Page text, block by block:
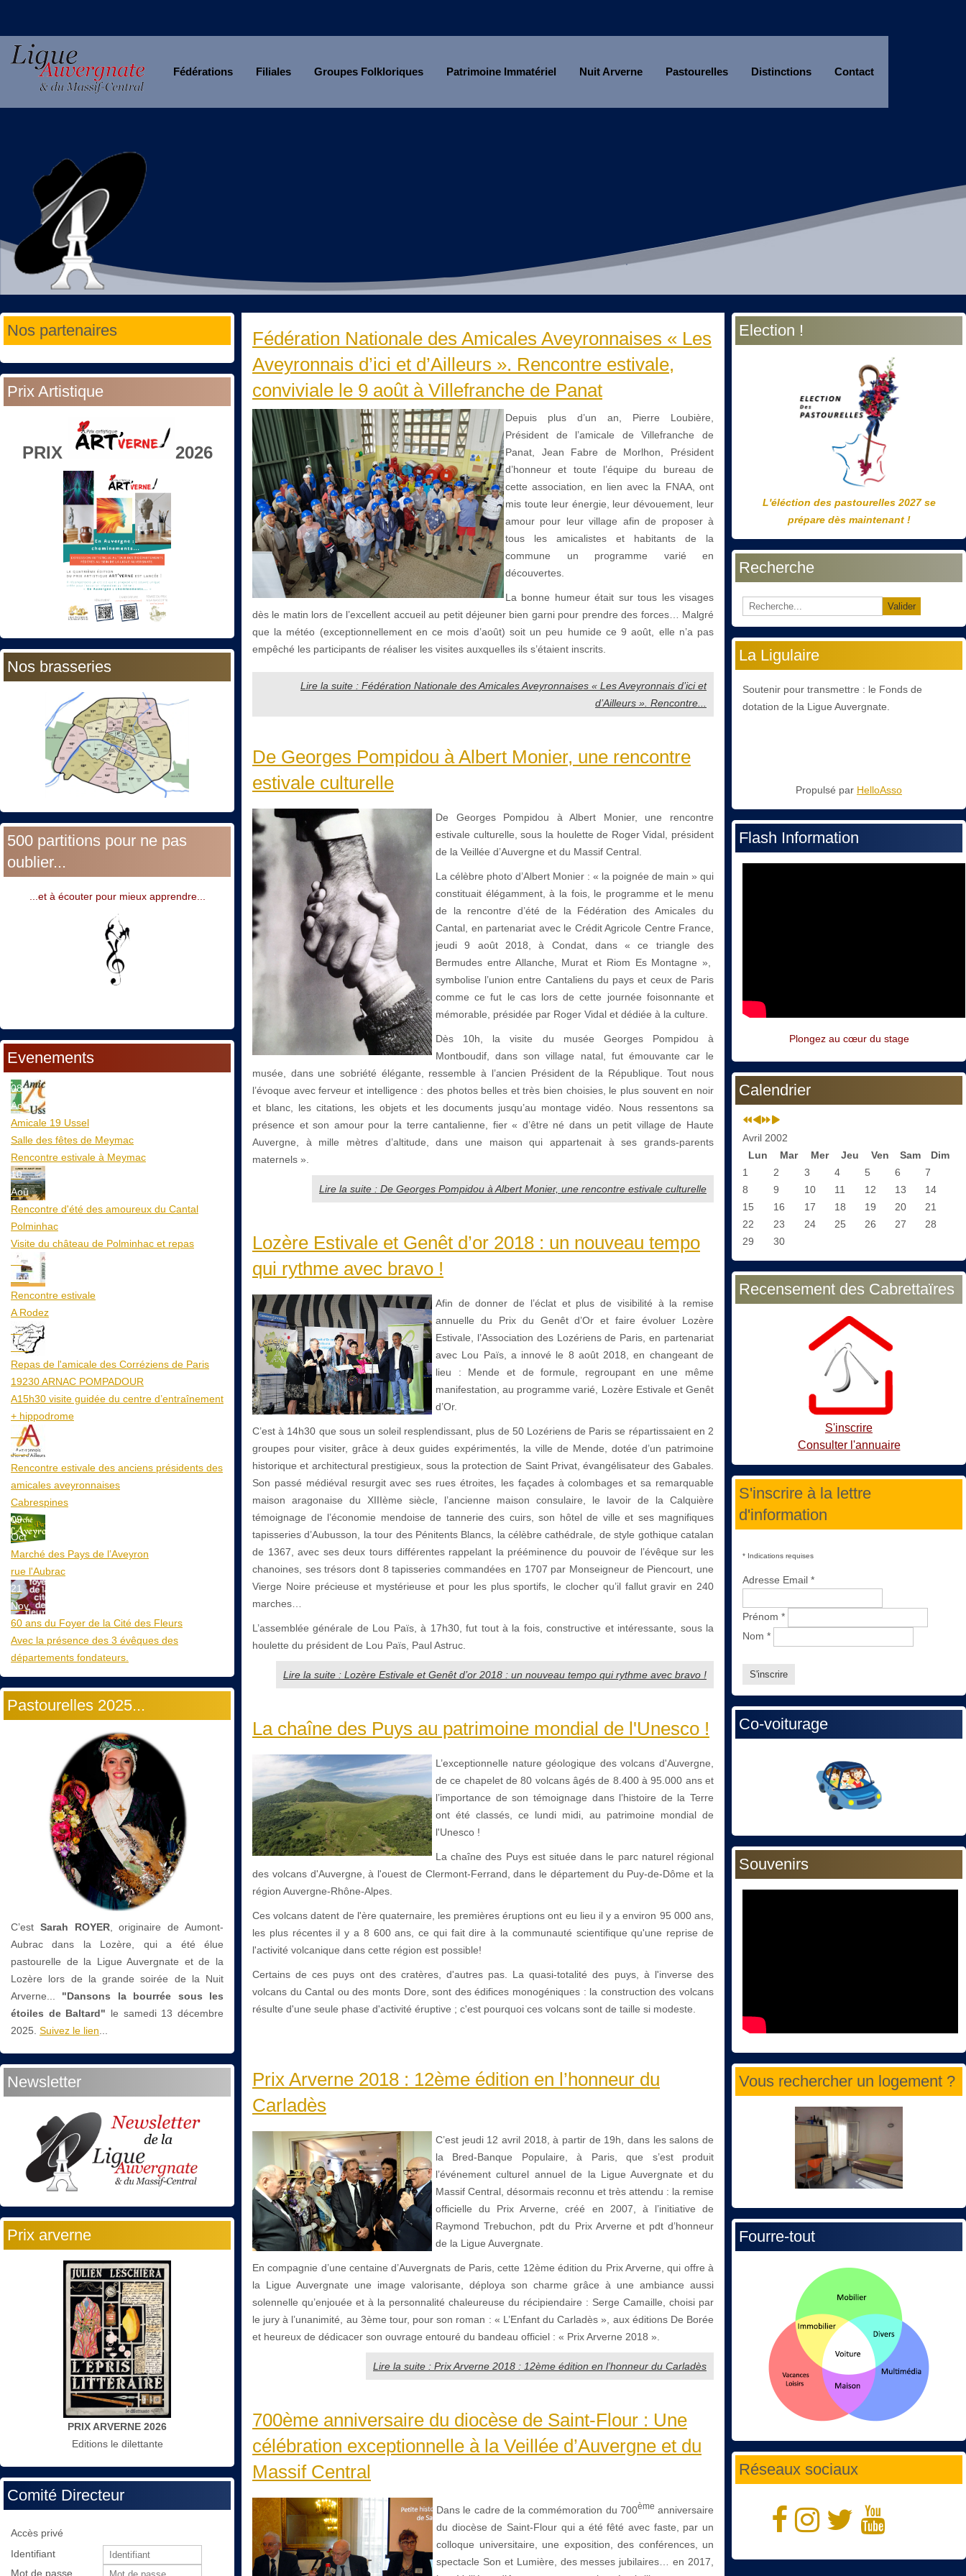
Fédérations Filiales Groupes Folkloriques Patrimoine Immatériel Nuit Arverne Pastourelles Distinctions Contact
Nos partenaires
Prix Artistique
PRIX 2026
Nos brasseries
500 partitions pour ne pas
oublier...
...et à écouter pour mieux apprendre...
Evenements
08
Aoû
Amicale 19 Ussel
Salle des fêtes de Meymac
Rencontre estivale à Meymac
10
Aoû
Rencontre d'été des amoureux du Cantal
Polminhac
Visite du château de Polminhac et repas
12
Aoû
Rencontre estivale
A Rodez
23
Aoû
Repas de l'amicale des Corréziens de Paris
19230 ARNAC POMPADOUR
A15h30 visite guidée du centre d’entraînement
+ hippodrome
25
Aoû
Rencontre estivale des anciens présidents des
amicales aveyronnaises
Cabrespines
09
Oct
Marché des Pays de l’Aveyron
rue l'Aubrac
21
Nov
60 ans du Foyer de la Cité des Fleurs
Avec la présence des 3 évêques des
départements fondateurs.
Pastourelles 2025...
C’est Sarah ROYER, originaire de Aumont-
Aubrac dans la Lozère, qui a été élue
pastourelle de la Ligue Auvergnate et de la
Lozère lors de la grande soirée de la Nuit
Arverne...
"Dansons la bourrée sous les
étoiles de Baltard" le samedi 13 décembre
2025. Suivez le lien
Newsletter
Prix arverne
PRIX ARVERNE 2026
Editions le dilettante
Comité Directeur
Accès privé
Identifiant
Mot de passe
Fédération Nationale des Amicales Aveyronnaises « Les
Aveyronnais d’ici et d’Ailleurs ». Rencontre estivale,
conviviale le 9 août à Villefranche de Panat
Depuis plus d’un an, Pierre Loubière,
Président de l’amicale de Villefranche de
Panat, Jean Fabre de Morlhon, Président
d’honneur et toute l’équipe du bureau de
cette association, en lien avec la FNAA, ont
mis toute leur énergie, leur dévouement, leur
amour pour leur village afin de proposer à
tous les amicalistes et habitants de la
commune un programme varié en
découvertes.
La bonne humeur était sur tous les visages
dès le matin lors de l’excellent accueil au petit déjeuner bien garni pour prendre des forces… Malgré
que la météo (exceptionnellement en ce mois d’août) soit un peu humide ce 9 août, elle n’a pas
empêché les participants de réaliser les visites auxquelles ils s’étaient inscrits.
Lire la suite : Fédération Nationale des Amicales Aveyronnaises « Les Aveyronnais d’ici et
d’Ailleurs ». Rencontre...
De Georges Pompidou à Albert Monier, une rencontre
estivale culturelle
De Georges Pompidou à Albert Monier, une rencontre
estivale culturelle, sous la houlette de Roger Vidal, président
de la Veillée d’Auvergne et du Massif Central.
La célèbre photo d’Albert Monier : « la poignée de main » qui
constituait élégamment, à la fois, le programme et le menu
de la rencontre d’été de la Fédération des Amicales du
Cantal, en partenariat avec le Crédit Agricole Centre France,
jeudi 9 août 2018, à Condat, dans « ce triangle des
Bermudes entre Allanche, Murat et Riom Es Montagne »,
symbolise l’union entre Cantaliens du pays et ceux de Paris
comme ce fut le cas lors de cette journée foisonnante et
mémorable, présidée par Roger Vidal et dédiée à la culture.
Dès 10h, la visite du musée Georges Pompidou à
Montboudif, dans son village natal, fut émouvante car le
musée, dans une sobriété élégante, ressemble à l’ancien Président de la République. Tout nous
l’évoque avec ferveur et intelligence : des photos belles et très bien choisies, le plus souvent en noir
et blanc, les citations, les objets et les documents jusqu’au montage vidéo. Nous ressentons sa
présence et son amour pour la terre cantalienne, fier « d’être né dans un petit village de Haute
Auvergne, à mille mètres d’altitude, dans une maison qui appartenait à ses grands-parents
maternels ».
Lire la suite : De Georges Pompidou à Albert Monier, une rencontre estivale culturelle
Lozère Estivale et Genêt d’or 2018 : un nouveau tempo
qui rythme avec bravo !
Afin de donner de l’éclat et plus de visibilité à la remise
annuelle du Prix du Genêt d’Or et faire évoluer Lozère
Estivale, l’Association des Lozériens de Paris, en partenariat
avec Lou Païs, a innové le 8 août 2018, en changeant de
lieu : Mende et de formule, regroupant en une même
manifestation, au programme varié, Lozère Estivale et Genêt
d’Or.
C’est à 14h30 que sous un soleil resplendissant, plus de 50 Lozériens de Paris se répartissaient en 2
groupes pour visiter, grâce à deux guides expérimentés, la ville de Mende, dotée d’un patrimoine
historique et architectural prestigieux, sous la protection de Saint Privat, évangélisateur des Gabales.
Son passé médiéval resurgit avec ses rues étroites, les façades à colombages et sa remarquable
maison aragonaise du XIIIème siècle, l’ancienne maison consulaire, le lavoir de la Calquière
témoignage de l’économie mendoise de tannerie des cuirs, son hôtel de ville et ses magnifiques
tapisseries d’Aubusson, la tour des Pénitents Blancs, la célèbre cathédrale, de style gothique catalan
de 1367, avec ses deux tours différentes rappelant la prééminence du pouvoir de l’évêque sur les
chanoines, ses trésors dont 8 tapisseries commandées en 1707 par Monseigneur de Piencourt, une
Vierge Noire précieuse et mystérieuse et pour les plus sportifs, le clocher qu’il fallut gravir en 240
marches…
L’assemblée générale de Lou Païs, à 17h30, fut tout à la fois, constructive et intéressante, sous la
houlette du président de Lou Païs, Paul Astruc.
Lire la suite : Lozère Estivale et Genêt d’or 2018 : un nouveau tempo qui rythme avec bravo !
La chaîne des Puys au patrimoine mondial de l'Unesco !
L’exceptionnelle nature géologique des volcans d'Auvergne,
de ce chapelet de 80 volcans âgés de 8.400 à 95.000 ans et
l’importance de son témoignage dans l’histoire de la Terre
ont été classés, ce lundi midi, au patrimoine mondial de
l'Unesco !
La chaîne des Puys est située dans le parc naturel régional
des volcans d'Auvergne, à l'ouest de Clermont-Ferrand, dans le département du Puy-de-Dôme et la
région Auvergne-Rhône-Alpes.
Ces volcans datent de l'ère quaternaire, les premières éruptions ont eu lieu il y a environ 95 000 ans,
les plus récentes il y a 8 600 ans, ce qui fait dire à la communauté scientifique qu'une reprise de
l'activité volcanique dans cette région est possible!
Certains de ces puys ont des cratères, d'autres pas. La quasi-totalité des puys, à l'inverse des
volcans du Cantal ou des monts Dore, sont des édifices monogéniques : la construction des volcans
résulte d'une seule phase d'activité éruptive ; c'est pourquoi ces volcans sont de taille si modeste.
Prix Arverne 2018 : 12ème édition en l’honneur du
Carladès
C’est jeudi 12 avril 2018, à partir de 19h, dans les salons de
la Bred-Banque Populaire, à Paris, que s’est produit
l’événement culturel annuel de la Ligue Auvergnate et du
Massif Central, désormais reconnu et très attendu : la remise
officielle du Prix Arverne, créé en 2007, à l’initiative de
Raymond Trebuchon, pdt du Prix Arverne et pdt d’honneur
de la Ligue Auvergnate.
En compagnie d’une centaine d’Auvergnats de Paris, cette 12ème édition du Prix Arverne, qui offre à
la Ligue Auvergnate une image valorisante, déploya son charme grâce à une ambiance aussi
solennelle qu’enjouée et à la personnalité chaleureuse du récipiendaire : Serge Camaille, choisi par
le jury à l’unanimité, au 3ème tour, pour son roman : « L’Enfant du Carladès », aux éditions De Borée
et heureux de dédicacer son ouvrage entouré du bandeau officiel : « Prix Arverne 2018 ».
Lire la suite : Prix Arverne 2018 : 12ème édition en l’honneur du Carladès
700ème anniversaire du diocèse de Saint-Flour : Une
célébration exceptionnelle à la Veillée d’Auvergne et du
Massif Central
Dans le cadre de la commémoration du 700ème anniversaire
du diocèse de Saint-Flour qui a été fêté avec faste, par un
colloque universitaire, une exposition, des conférences, un
spectacle Son et Lumière, des messes jubilaires… en 2017,
Election !
L'éléction des pastourelles 2027 se
prépare dès maintenant !
Recherche
Valider
La Ligulaire
Soutenir pour transmettre : le Fonds de
dotation de la Ligue Auvergnate.
Propulsé par HelloAsso
Flash Information
Plongez au cœur du stage
Calendrier
Année
précédente
Mois
précédent
Année
suivante
Mois
suivant
Avril 2002
Lun
Mar Mer Jeu Ven Sam
Dim
1
2 3 4 5 6
7
8
9 10 11 12 13
14
15
16 17 18 19 20
21
22
23 24 25 26 27
28
29
30
Recensement des Cabrettaïres
S'inscrire
Consulter l'annuaire
S'inscrire à la lettre
d'information
* Indications requises
Adresse Email *
Prénom *
Nom *
Co-voiturage
Souvenirs
Vous rechercher un logement ?
Fourre-tout
Réseaux sociaux